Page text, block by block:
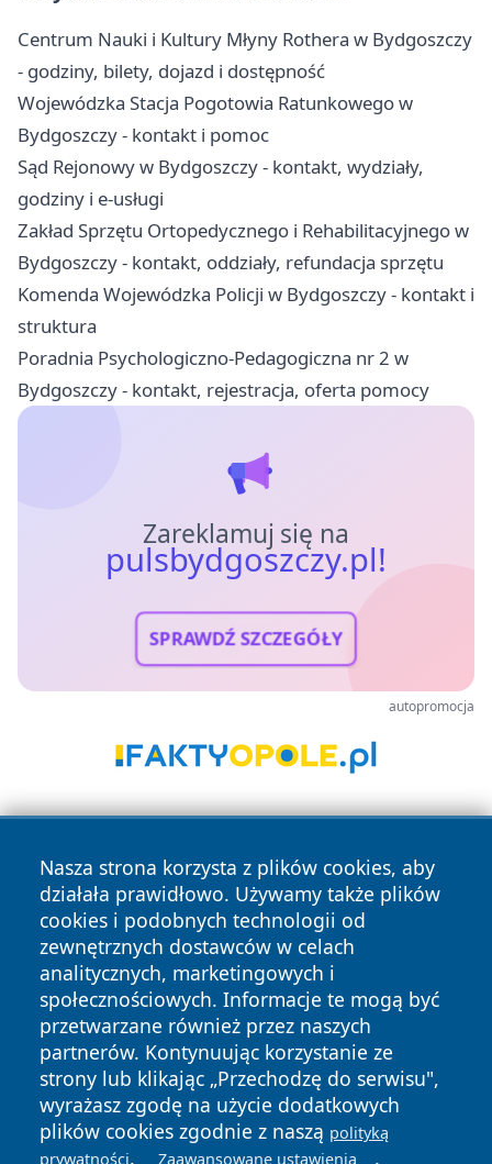
Centrum Nauki i Kultury Młyny Rothera w Bydgoszczy
- godziny, bilety, dojazd i dostępność
Wojewódzka Stacja Pogotowia Ratunkowego w
Bydgoszczy - kontakt i pomoc
Sąd Rejonowy w Bydgoszczy - kontakt, wydziały,
godziny i e-usługi
Zakład Sprzętu Ortopedycznego i Rehabilitacyjnego w
Bydgoszczy - kontakt, oddziały, refundacja sprzętu
Komenda Wojewódzka Policji w Bydgoszczy - kontakt i
struktura
Poradnia Psychologiczno-Pedagogiczna nr 2 w
Bydgoszczy - kontakt, rejestracja, oferta pomocy
Zareklamuj się na
pulsbydgoszczy.pl!
SPRAWDŹ SZCZEGÓŁY
autopromocja
Nasza strona korzysta z plików cookies, aby
działała prawidłowo. Używamy także plików
cookies i podobnych technologii od
zewnętrznych dostawców w celach
analitycznych, marketingowych i
społecznościowych. Informacje te mogą być
przetwarzane również przez naszych
partnerów. Kontynuując korzystanie ze
strony lub klikając „Przechodzę do serwisu",
wyrażasz zgodę na użycie dodatkowych
plików cookies zgodnie z naszą polityką
prywatności. Zaawansowane ustawienia .
Copyright © 2026 pulsbydgoszczy.pl Wszystkie prawa
zastrzeżone.
News Autorzy
Polityka
Prywatności
Polityka
Cookies